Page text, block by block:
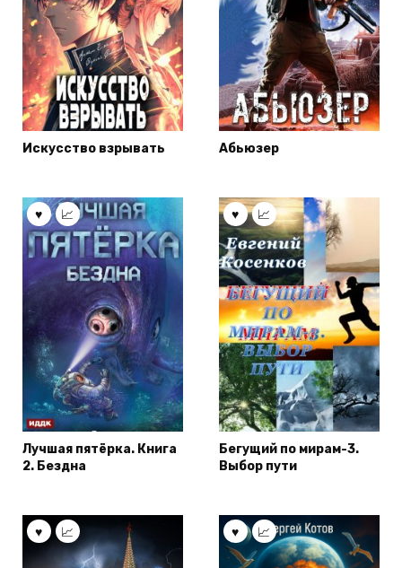
Искусство взрывать Абьюзер
Лучшая пятёрка. Книга
2. Бездна
Бегущий по мирам-3.
Выбор пути